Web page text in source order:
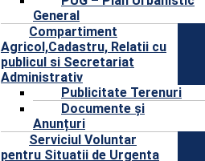
General
Compartiment
Agricol,Cadastru, Relatii cu
publicul si Secretariat
Administrativ
Publicitate Terenuri
Documente și
Anunțuri
Serviciul Voluntar
pentru Situatii de Urgenta